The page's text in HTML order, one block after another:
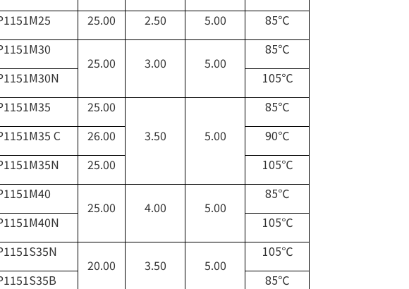
25.00 2.50 5.00
85℃
25.00
3.00 5.00
85℃
105℃
25.00
3.50
5.00
85℃
C
26.00
90℃
25.00
105℃
25.00
4.00 5.00
85℃
105℃
20.00
3.50 5.00
105℃
85℃